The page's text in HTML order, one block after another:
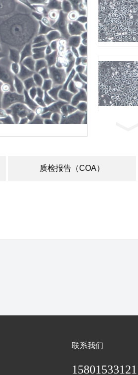
质检报告（COA）
联系我们
15801533121